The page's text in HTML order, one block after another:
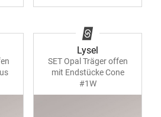
Lysel
SET Opal Träger offen
mit Endstücke Cone
#1W